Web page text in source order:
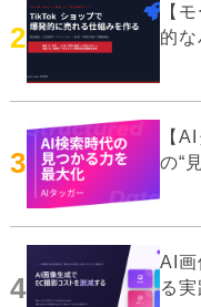
2
【
的な
3
【
の“
4
AI画
る